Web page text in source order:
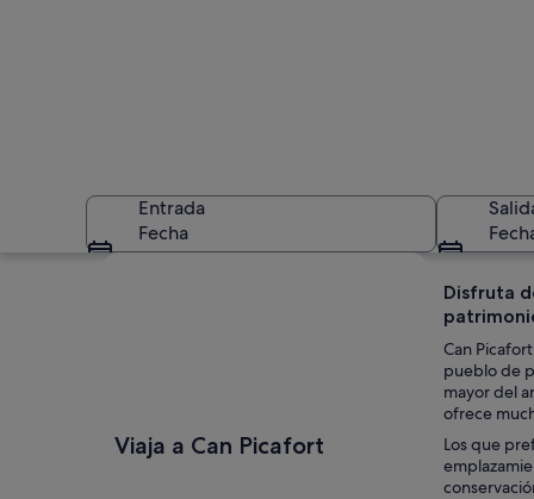
Una playa con
Entrada
Fecha
Viaja a Can Picafort
Disfruta
Can
pueblo de
mayor del
ofrece
Los que